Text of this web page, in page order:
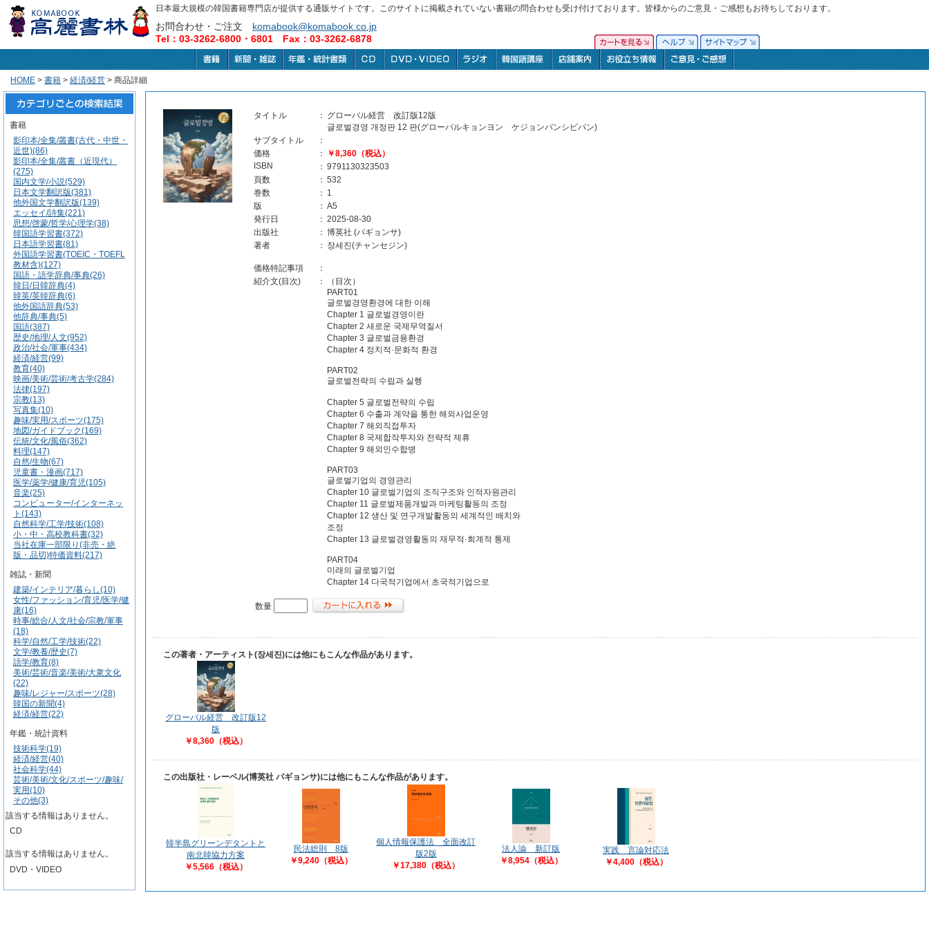
日本最大規模の韓国書籍専門店が提供する通販サイトです。このサイトに掲載されていない書籍の問合わせも受け付けております。皆様からのご意見・ご感想もお待ちしております。
お問合わせ・ご注文 komabook@komabook.co.jp
Tel：03-3262-6800・6801 Fax：03-3262-6878
HOME > 書籍 > 経済/経営 > 商品詳細
書籍
影印本/全集/叢書(古代・中世・
近世)(86)
影印本/全集/叢書（近現代）
(275)
国内文学/小説(529)
日本文学翻訳版(381)
他外国文学翻訳版(139)
エッセイ/詩集(221)
思想/啓蒙/哲学/心理学(38)
韓国語学習書(372)
日本語学習書(81)
外国語学習書(TOEIC・TOEFL
教材含)(127)
国語・語学辞典/事典(26)
韓日/日韓辞典(4)
韓英/英韓辞典(6)
他外国語辞典(53)
他辞典/事典(5)
国語(387)
歴史/地理/人文(952)
政治/社会/軍事(434)
経済/経営(99)
教育(40)
映画/美術/芸術/考古学(284)
法律(197)
宗教(13)
写真集(10)
趣味/実用/スポーツ(175)
地図/ガイドブック(169)
伝統/文化/風俗(362)
料理(147)
自然/生物(67)
児童書・漫画(717)
医学/薬学/健康/育児(105)
音楽(25)
コンピューター/インターネッ
ト(143)
自然科学/工学/技術(108)
小・中・高校教科書(32)
当社在庫一部限り(非売・絶
版・品切)特価資料(217)
雑誌・新聞
建築/インテリア/暮らし(10)
女性/ファッション/育児/医学/健
康(16)
時事/総合/人文/社会/宗教/軍事
(18)
科学/自然/工学/技術(22)
文学/教養/歴史(7)
語学/教育(8)
美術/芸術/音楽/美術/大衆文化
(22)
趣味/レジャー/スポーツ(28)
韓国の新聞(4)
経済/経営(22)
年鑑・統計資料
技術科学(19)
経済/経営(40)
社会科学(44)
芸術/美術/文化/スポーツ/趣味/
実用(10)
その他(3)
該当する情報はありません。
CD
該当する情報はありません。
DVD・VIDEO
タイトル ： グローバル経営 改訂版12版
글로벌경영 개정판 12 판(グローバルキョンヨン ケジョンパンシビパン)
サブタイトル
：
価格
：
￥8,360（税込）
ISBN
： 9791130323503
頁数
： 532
巻数
： 1
版
： A5
発行日
： 2025-08-30
出版社
： 博英社 (パギョンサ)
著者
： 장세진(チャンセジン)
価格特記事項
：
紹介文(目次)
：
（目次）
PART01
글로벌경영환경에 대한 이해
Chapter 1 글로벌경영이란
Chapter 2 새로운 국제무역질서
Chapter 3 글로벌금융환경
Chapter 4 정치적·문화적 환경
PART02
글로벌전략의 수립과 실행
Chapter 5 글로벌전략의 수립
Chapter 6 수출과 계약을 통한 해외사업운영
Chapter 7 해외직접투자
Chapter 8 국제합작투자와 전략적 제휴
Chapter 9 해외인수합병
PART03
글로벌기업의 경영관리
Chapter 10 글로벌기업의 조직구조와 인적자원관리
Chapter 11 글로벌제품개발과 마케팅활동의 조정
Chapter 12 생산 및 연구개발활동의 세계적인 배치와
조정
Chapter 13 글로벌경영활동의 재무적·회계적 통제
PART04
미래의 글로벌기업
Chapter 14 다국적기업에서 초국적기업으로
数量
この著者・アーティスト(장세진)には他にもこんな作品があります。
グローバル経営 改訂版12
版
￥8,360（税込）
この出版社・レーベル(博英社 パギョンサ)には他にもこんな作品があります。
韓半島グリーンデタントと
南北韓協力方案
￥5,566（税込）
民法総則 8版
￥9,240（税込）
個人情報保護法 全面改訂
版2版
￥17,380（税込）
法人論 新訂版
￥8,954（税込）
実践 言論対応法
￥4,400（税込）